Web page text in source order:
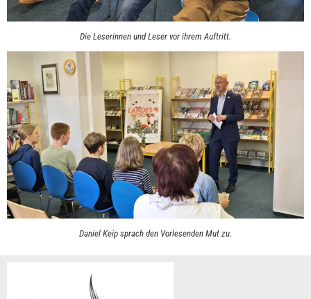
Die Leserinnen und Leser vor ihrem Auftritt.
Daniel Keip sprach den Vorlesenden Mut zu.